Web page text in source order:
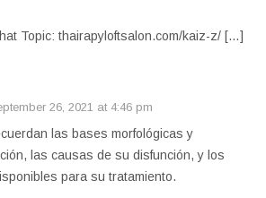
Topic: thairapyloftsalon.com/kaiz-z/ […]
26, 2021 at 4:46 pm
las bases morfológicas y
las causas de su disfunción, y los
para su tratamiento.